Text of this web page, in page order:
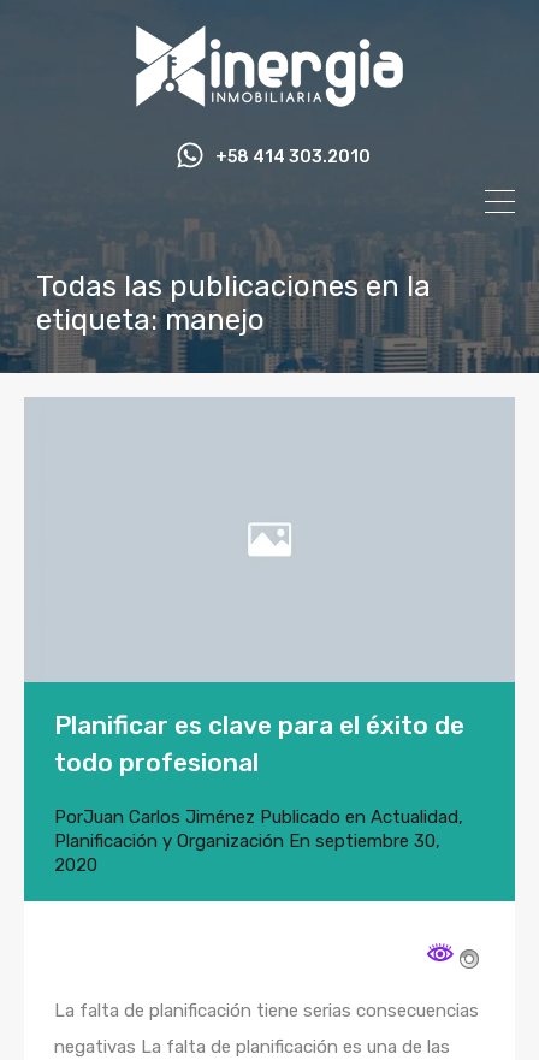
+58 414 303.2010
Todas las publicaciones en la
etiqueta: manejo
Planificar es clave para el éxito de
todo profesional
PorJuan Carlos Jiménez Publicado en Actualidad,
Planificación y Organización En septiembre 30,
2020
La falta de planificación tiene serias consecuencias
negativas La falta de planificación es una de las